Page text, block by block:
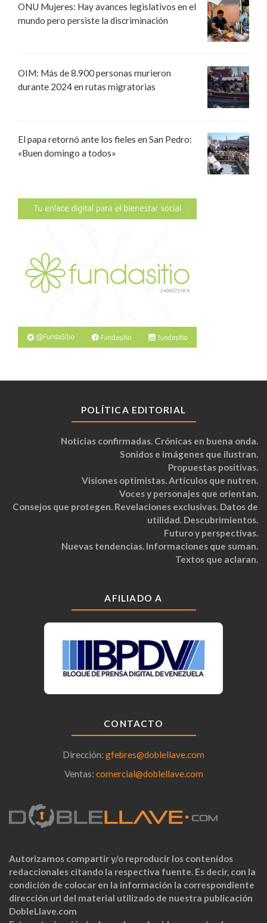
ONU Mujeres: Hay avances legislativos en el
mundo pero persiste la discriminación
OIM: Más de 8.900 personas murieron
durante 2024 en rutas migratorias
El papa retornó ante los fieles en San Pedro:
«Buen domingo a todos»
POLÍTICA EDITORIAL
Noticias confirmadas. Crónicas en buena onda.
Sonidos e imágenes que ilustran.
Propuestas positivas.
Visiones optimistas. Artículos que nutren.
Voces y personajes que orientan.
Consejos que protegen. Revelaciones exclusivas. Datos de
utilidad. Descubrimientos.
Futuro y perspectivas.
Nuevas tendencias. Informaciones que suman.
Textos que aclaran.
AFILIADO A
CONTACTO
Dirección: gfebres@doblellave.com
Ventas: comercial@doblellave.com
Autorizamos compartir y/o reproducir los contenidos
redaccionales citando la respectiva fuente. Es decir, con la
condición de colocar en la información la correspondiente
dirección url del material utilizado de nuestra publicación
DobleLlave.com